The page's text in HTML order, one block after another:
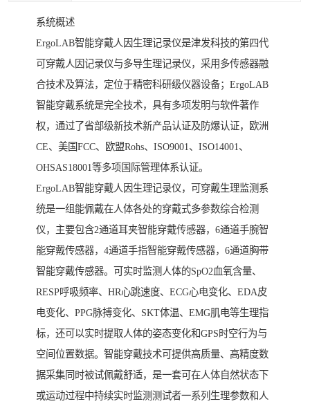
系统概述
ErgoLAB智能穿戴人因生理记录仪是津发科技的第四代
可穿戴人因记录仪与多导生理记录仪，采用多传感器融
合技术及算法，定位于精密科研级仪器设备；ErgoLAB
智能穿戴系统是完全技术，具有多项发明与软件著作
权，通过了省部级新技术新产品认证及防爆认证，欧洲
CE、美国FCC、欧盟Rohs、ISO9001、ISO14001、
OHSAS18001等多项国际管理体系认证。
ErgoLAB智能穿戴人因生理记录仪，可穿戴生理监测系
统是一组能佩戴在人体各处的穿戴式多参数综合检测
仪，主要包含2通道耳夹智能穿戴传感器，6通道手腕智
能穿戴传感器，4通道手指智能穿戴传感器，6通道胸带
智能穿戴传感器。可实时监测人体的SpO2血氧含量、
RESP呼吸频率、HR心跳速度、ECG心电变化、EDA皮
电变化、PPG脉搏变化、SKT体温、EMG肌电等生理指
标，还可以实时提取人体的姿态变化和GPS时空行为与
空间位置数据。智能穿戴技术可提供高质量、高精度数
据采集同时被试佩戴舒适，是一套可在人体自然状态下
或运动过程中持续实时监测测试者一系列生理参数和人